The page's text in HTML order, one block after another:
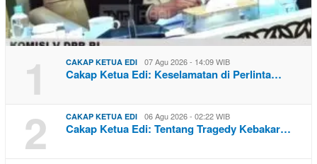
1 CAKAP KETUA EDI 07 Agu 2026 - 14:09 WIB
Cakap Ketua Edi: Keselamatan di Perlinta…
2 CAKAP KETUA EDI 06 Agu 2026 - 02:22 WIB
Cakap Ketua Edi: Tentang Tragedy Kebakar…